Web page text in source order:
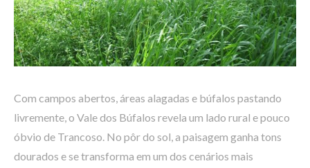
Com campos abertos, áreas alagadas e búfalos pastando
livremente, o Vale dos Búfalos revela um lado rural e pouco
óbvio de Trancoso. No pôr do sol, a paisagem ganha tons
dourados e se transforma em um dos cenários mais